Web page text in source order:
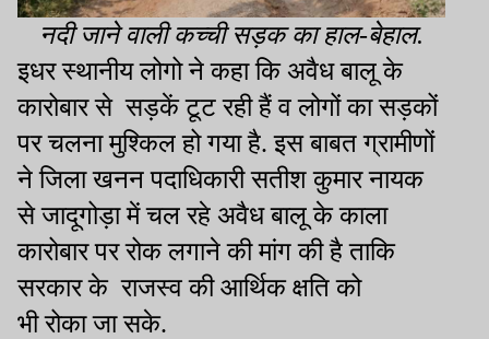
नदी जाने वाली कच्ची सड़क का हाल-बेहाल.
इधर स्थानीय लोगो ने कहा कि अवैध बालू के
कारोबार से सड़कें टूट रही हैं व लोगों का सड़कों
पर चलना मुश्किल हो गया है. इस बाबत ग्रामीणों
ने जिला खनन पदाधिकारी सतीश कुमार नायक
से जादूगोड़ा में चल रहे अवैध बालू के काला
कारोबार पर रोक लगाने की मांग की है ताकि
सरकार के राजस्व की आर्थिक क्षति को
भी रोका जा सके.